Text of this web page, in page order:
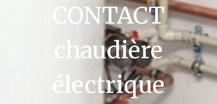
CONTACT
chaudière
électrique